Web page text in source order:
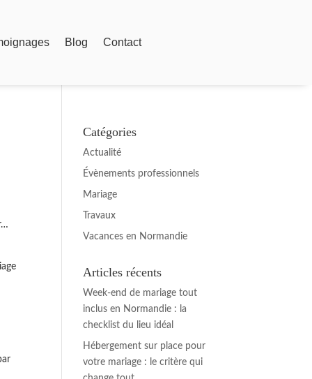
Blog Contact
Catégories
Actualité
Évènements professionnels
Mariage
Travaux
Vacances en Normandie
Articles récents
Week-end de mariage tout
inclus en Normandie : la
checklist du lieu idéal
Hébergement sur place pour
votre mariage : le critère qui